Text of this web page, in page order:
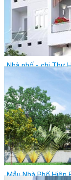
Lượt xem: 27890
Nhà phố - chị Thư
Giá: Vui lòng gọi
Vị trí: Thành
Lượt xem: 21566
Mẫu Nhà Phố Hiện